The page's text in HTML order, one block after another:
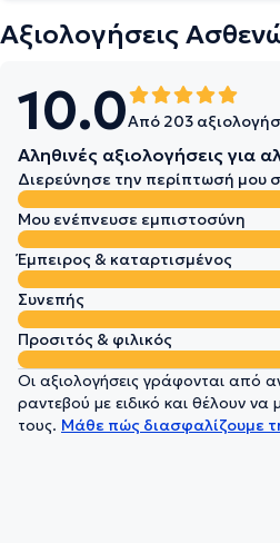
Αξιολογήσεις
10.0Από 203
Αληθινές αξιολογήσεις για
Διερεύνησε την περίπτωσή μου
Μου ενέπνευσε εμπιστοσύνη
Έμπειρος & καταρτισμένος
Συνεπής
Προσιτός & φιλικός
Οι αξιολογήσεις γράφονται από
ραντεβού με ειδικό και θέλουν να
τους. Μάθε πώς διασφαλίζουμε